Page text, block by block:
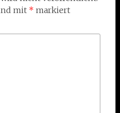
mit * markiert